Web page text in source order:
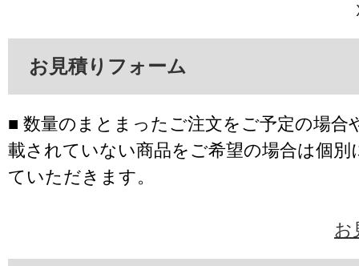
お見積りフォーム
■ 数量のまとまったご注文をご予定の場合
載されていない商品をご希望の場合は個別
ていただきます。
お